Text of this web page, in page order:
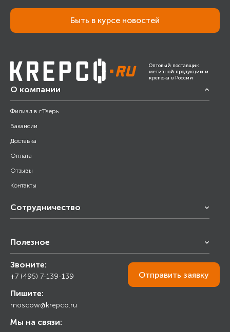
Быть в курсе новостей
Оптовый поставщик
метизной продукции и
крепежа в России
О компании
Филиал в г.Тверь
Вакансии
Доставка
Оплата
Отзывы
Контакты
Сотрудничество
Снабжение строительства
Торговым организациям
Полезное
Калькулятор
Прайс лист
Ответы на вопросы
Блог
Звоните:
+7 (495) 7-139-139
Пишите:
moscow@krepco.ru
Мы на связи:
Отправить заявку